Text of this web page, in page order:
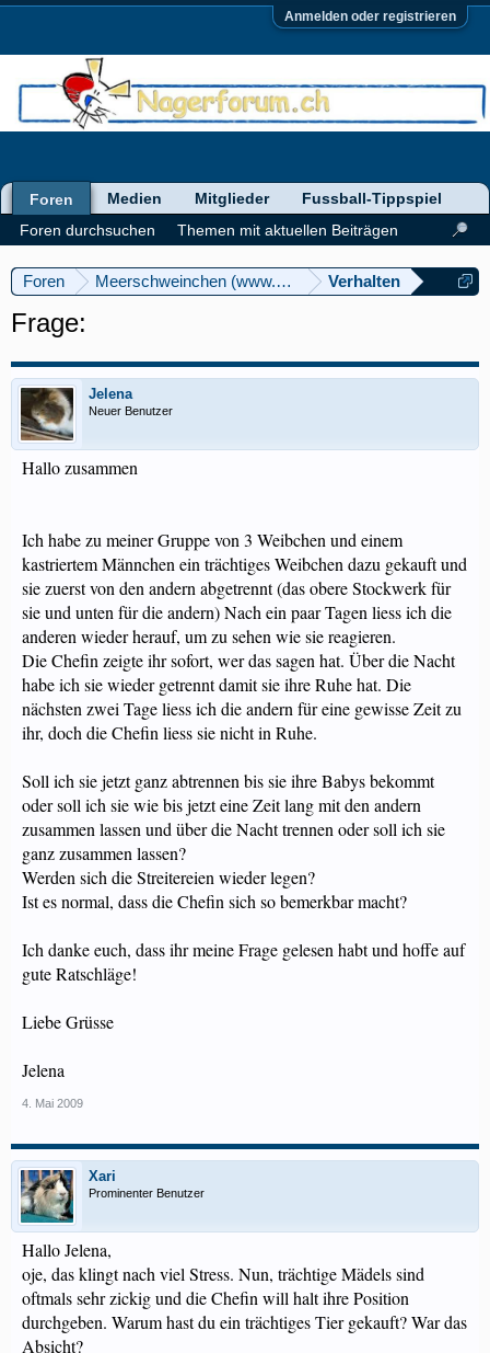
Anmelden oder registrieren
Foren Meerschweinchen (www.meerschweinforum.ch)
Verhalten
Frage:
Jelena
Neuer Benutzer
Hallo zusammen
Ich habe zu meiner Gruppe von 3 Weibchen und einem
kastriertem Männchen ein trächtiges Weibchen dazu gekauft und
sie zuerst von den andern abgetrennt (das obere Stockwerk für
sie und unten für die andern) Nach ein paar Tagen liess ich die
anderen wieder herauf, um zu sehen wie sie reagieren.
Die Chefin zeigte ihr sofort, wer das sagen hat. Über die Nacht
habe ich sie wieder getrennt damit sie ihre Ruhe hat. Die
nächsten zwei Tage liess ich die andern für eine gewisse Zeit zu
ihr, doch die Chefin liess sie nicht in Ruhe.
Soll ich sie jetzt ganz abtrennen bis sie ihre Babys bekommt
oder soll ich sie wie bis jetzt eine Zeit lang mit den andern
zusammen lassen und über die Nacht trennen oder soll ich sie
ganz zusammen lassen?
Werden sich die Streitereien wieder legen?
Ist es normal, dass die Chefin sich so bemerkbar macht?
Ich danke euch, dass ihr meine Frage gelesen habt und hoffe auf
gute Ratschläge!
Liebe Grüsse
Jelena
4. Mai 2009
Xari
Prominenter Benutzer
Hallo Jelena,
oje, das klingt nach viel Stress. Nun, trächtige Mädels sind
oftmals sehr zickig und die Chefin will halt ihre Position
durchgeben. Warum hast du ein trächtiges Tier gekauft? War das
Absicht?
Foren
Foren durchsuchen
Themen mit aktuellen Beiträgen
Medien Mitglieder Fussball-Tippspiel